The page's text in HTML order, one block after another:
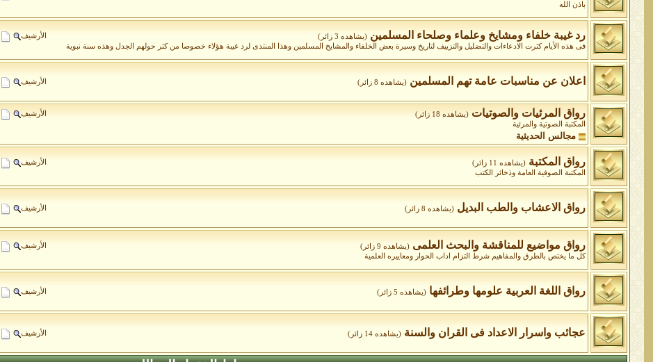
باذن الله
الأرشيف رد غيبة خلفاء ومشايخ وعلماء وصلحاء المسلمين (يشاهده 3 زائر)
فى هذه الأيام كثرت الادعاءات والتضليل والتزييف لتاريخ وسيرة بعض الخلفاء والمشايخ المسلمين وهذا المنتدى لرد غيبة هؤلاء خصوصا من كثر حولهم الجدل وهذه سنة نبوية
الأرشيف اعلان عن مناسبات عامة تهم المسلمين (يشاهده 8 زائر)
الأرشيف رواق المرئيات والصوتيات (يشاهده 18 زائر)
المكتبة الصوتية والمرئية
مجالس الحديثية
الأرشيف رواق المكتبة (يشاهده 11 زائر)
المكتبة الصوفية العامة وذخائر الكتب
الأرشيف رواق الاعشاب والطب البديل (يشاهده 8 زائر)
الأرشيف رواق مواضيع للمناقشة والبحث العلمى (يشاهده 9 زائر)
كل ما يختص بالطرق والمفاهيم شرط التزام اداب الحوار ومعاييره العلمية
الأرشيف رواق اللغة العربية علومها وطرائفها (يشاهده 5 زائر)
الأرشيف عجائب واسرار الاعداد فى القران والسنة (يشاهده 14 زائر)